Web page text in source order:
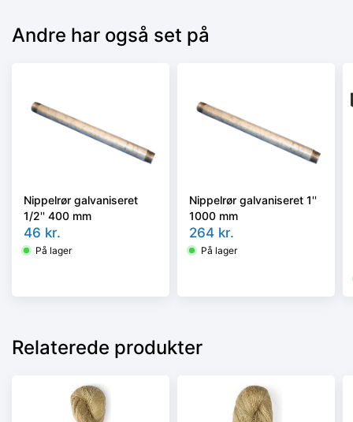
Andre har også set på
Nippelrør galvaniseret
1/2'' 400 mm
46 kr.
På lager
Nippelrør galvaniseret 1''
1000 mm
264 kr.
På lager
Relaterede produkter